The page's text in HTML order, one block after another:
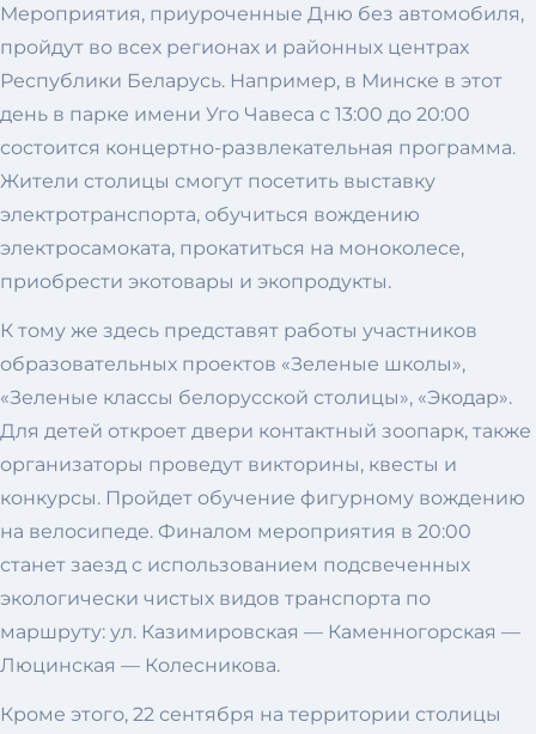
Мероприятия, приуроченные Дню без автомобиля,
пройдут во всех регионах и районных центрах
Республики Беларусь. Например, в Минске в этот
день в парке имени Уго Чавеса с 13:00 до 20:00
состоится концертно-развлекательная программа.
Жители столицы смогут посетить выставку
электротранспорта, обучиться вождению
электросамоката, прокатиться на моноколесе,
приобрести экотовары и экопродукты.
К тому же здесь представят работы участников
образовательных проектов «Зеленые школы»,
«Зеленые классы белорусской столицы», «Экодар».
Для детей откроет двери контактный зоопарк, также
организаторы проведут викторины, квесты и
конкурсы. Пройдет обучение фигурному вождению
на велосипеде. Финалом мероприятия в 20:00
станет заезд с использованием подсвеченных
экологически чистых видов транспорта по
маршруту: ул. Казимировская — Каменногорская —
Люцинская — Колесникова.
Кроме этого, 22 сентября на территории столицы